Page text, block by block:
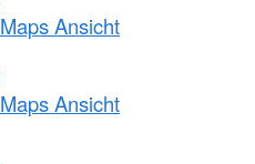
Ansicht
Ansicht